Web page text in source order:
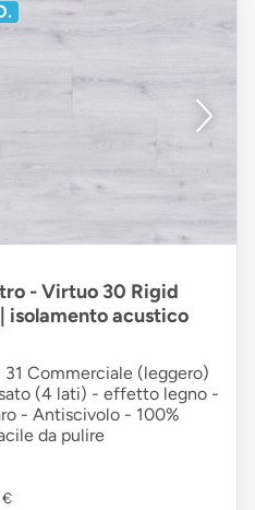
- Virtuo 30 Rigid
isolamento acustico
Commerciale (leggero)
(4 lati) - effetto legno -
- Antiscivolo - 100%
da pulire
€